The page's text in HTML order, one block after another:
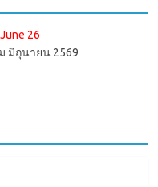
26
มิถุนายน 2569